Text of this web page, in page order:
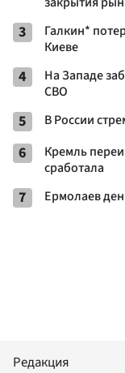
3
Галкин*
Киеве
4
На Западе
СВО
5 В России
6
Кремль
сработала
7 Ермолаев
Редакция